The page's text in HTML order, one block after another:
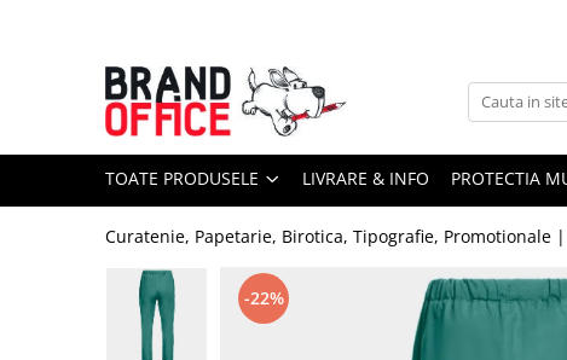
Toate Produsele
Unitate Protejata - PRODUCTIE
Hartie copiator si produse
Formulare tipizate
Saci menajeri (Unitate Protejata)
TOATE PRODUSELE LIVRARE & INFO PROTECTIA
Curatenie, Papetarie, Birotica, Tipografie, Promotionale
-22%